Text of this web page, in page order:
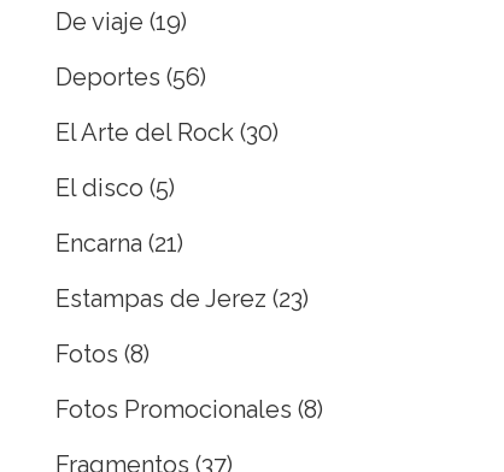
De viaje (19)
Deportes (56)
El Arte del Rock (30)
El disco (5)
Encarna (21)
Estampas de Jerez (23)
Fotos (8)
Fotos Promocionales (8)
Fragmentos (37)